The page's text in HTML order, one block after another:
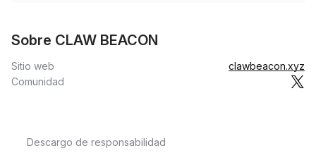
Sobre CLAW BEACON
Sitio web
clawbeacon.xyz
Comunidad
Descargo de responsabilidad